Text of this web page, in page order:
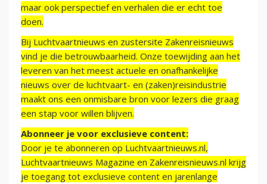
maar ook perspectief en verhalen die er echt toe
doen.
Bij Luchtvaartnieuws en zustersite Zakenreisnieuws
vind je die betrouwbaarheid. Onze toewijding aan het
leveren van het meest actuele en onafhankelijke
nieuws over de luchtvaart- en (zaken)reisindustrie
maakt ons een onmisbare bron voor lezers die graag
een stap voor willen blijven.
Abonneer je voor exclusieve content:
Door je te abonneren op Luchtvaartnieuws.nl,
Luchtvaartnieuws Magazine en Zakenreisnieuws.nl krijg
je toegang tot exclusieve content en jarenlange